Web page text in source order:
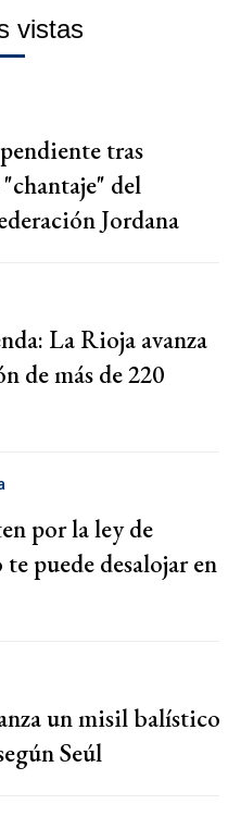
vistas
tras
del
Jordana
La Rioja avanza
de más de 220
por la ley de
puede desalojar en
un misil balístico
Seúl